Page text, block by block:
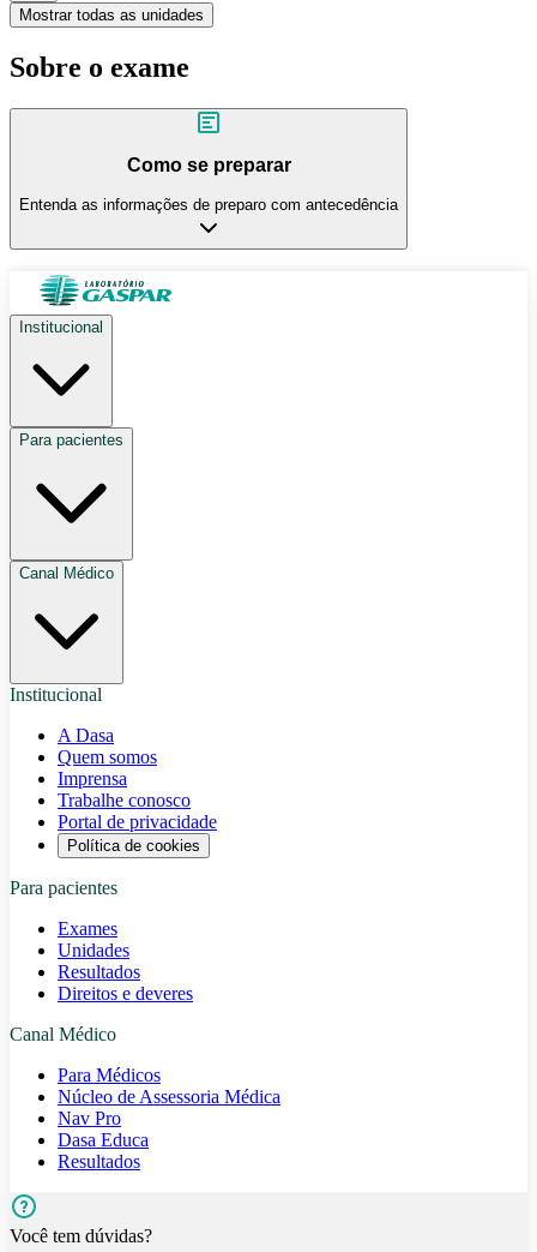
Mostrar todas as unidades
Sobre o exame
Como se preparar
Entenda as informações de preparo com antecedência
Institucional
Para pacientes
Canal Médico
Institucional
A Dasa
Quem somos
Imprensa
Trabalhe conosco
Portal de privacidade
Política de cookies
Para pacientes
Exames
Unidades
Resultados
Direitos e deveres
Canal Médico
Para Médicos
Núcleo de Assessoria Médica
Nav Pro
Dasa Educa
Resultados
Você tem dúvidas?